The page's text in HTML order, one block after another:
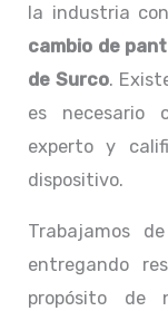
la industria
cambio de
de Surco.
es necesario
experto y
dispositivo.
Trabajamos
entregando
propósito de